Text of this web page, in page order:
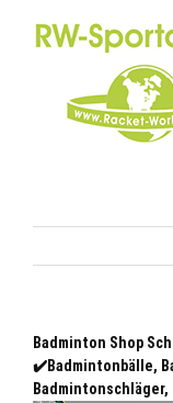
Badminton Shop
✔️Badmintonbälle,